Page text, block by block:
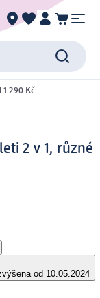
290 Kč
2 v 1, různé
od 10.05.2024